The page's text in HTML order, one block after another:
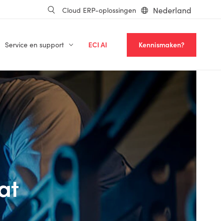
Cloud ERP-oplossingen Nederland
Service en support ECI AI Kennismaken?